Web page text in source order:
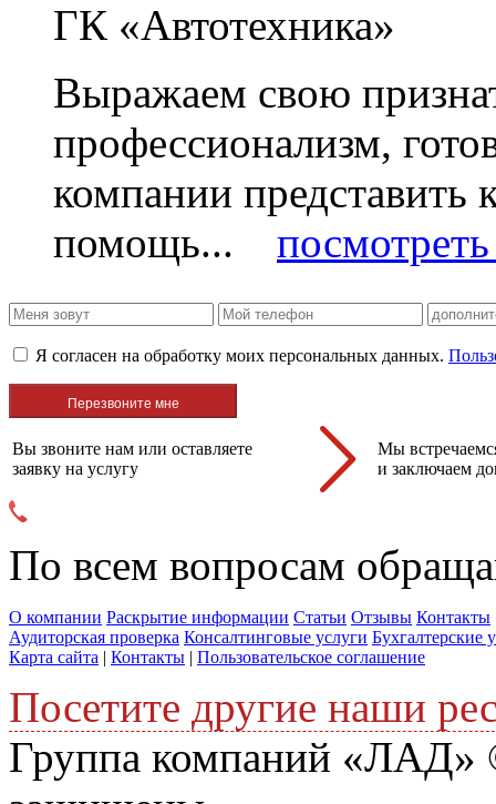
ГК «Автотехника»
Выражаем свою
профессионализм,
компании
помощь...
Я согласен на обработку моих персональных данных.
Вы звоните нам или оставляете
заявку на услугу
Мы
и заключаем
По всем вопросам
О компании Раскрытие информации Статьи Отзывы Контакты
Аудиторская проверка Консалтинговые услуги Бухгалтерские
Карта сайта | Контакты | Пользовательское соглашение
Посетите другие наши
Группа компаний «ЛАД»